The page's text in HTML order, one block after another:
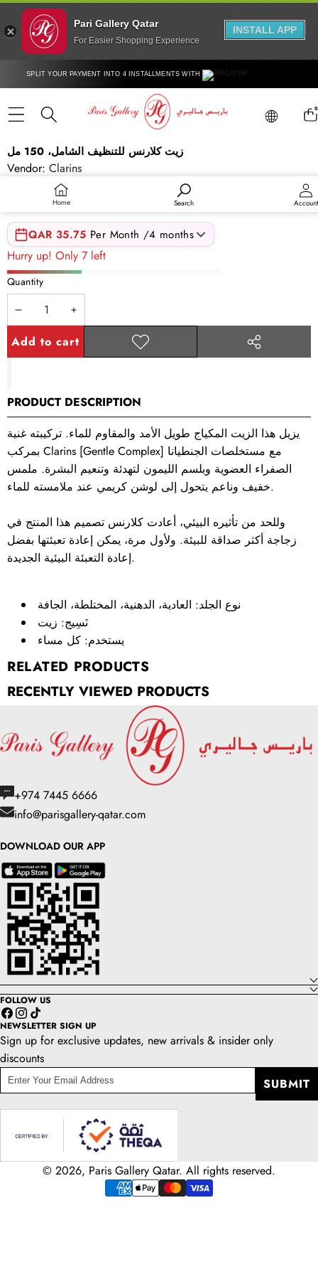
Skip to content
SPLIT YOUR PAYMENT INTO 4 INSTALLMENTS WITH
0
0
Home Search Account
زيت كلارنس للتنظيف الشامل، 150 مل
Vendor: Clarins
F50121BDC03834
QAR 143.00
QAR 35.75 Per Month /4 months
Hurry up! Only 7 left
Quantity
Decrease
quantity
Increase
quantity
Add to cart
PRODUCT DESCRIPTION
يزيل هذا الزيت المكياج طويل الأمد والمقاوم للماء. تركيبته غنية
بمركب Clarins [Gentle Complex] مع مستخلصات الجنطيانا
الصفراء العضوية وبلسم الليمون لتهدئة وتنعيم البشرة. ملمس
خفيف وناعم يتحول إلى لوشن كريمي عند ملامسته للماء.
وللحد من تأثيره البيئي، أعادت كلارنس تصميم هذا المنتج في
زجاجة أكثر صداقة للبيئة. ولأول مرة، يمكن إعادة تعبئتها بفضل
إعادة التعبئة البيئية الجديدة.
نوع الجلد: العادية، الدهنية، المختلطة، الجافة
نَسِيج: زيت
يستخدم: كل مساء
RELATED PRODUCTS
RECENTLY VIEWED PRODUCTS
+974 7445 6666
info@parisgallery-qatar.com
DOWNLOAD OUR APP
FOLLOW US
Facebook
Instagram
TikTok
NEWSLETTER SIGN UP
Sign up for exclusive updates, new arrivals & insider only
discounts
enter
your
email
SUBMIT
© 2026, Paris Gallery Qatar. All rights reserved.
Payment
Pari Gallery Qatar
For Easier Shopping Experience
INSTALL APP